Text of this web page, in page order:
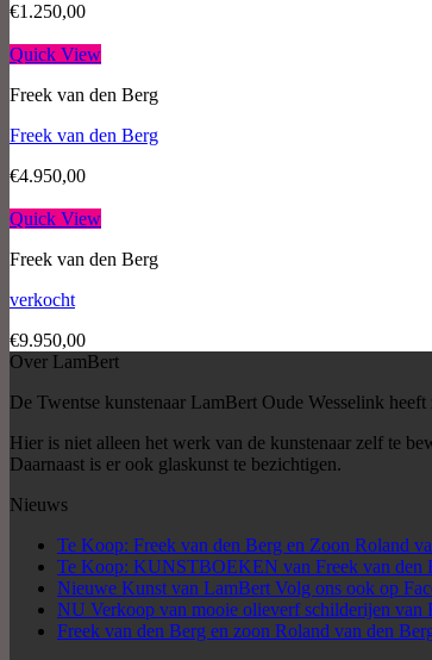
€1.250,00
Quick View
Freek van den Berg
Freek van den Berg
€4.950,00
Quick View
Freek van den Berg
verkocht
€9.950,00
Over LamBert
De Twentse kunstenaar LamBert Oude Wesselink
Hier is niet alleen het werk van de kunstenaar zelf te
Daarnaast is er ook glaskunst te bezichtigen.
Nieuws
Te Koop: Freek van den Berg en Zoon Roland
Te Koop: KUNSTBOEKEN van Freek van den
Nieuwe Kunst van LamBert Volg ons ook op
NU Verkoop van mooie olieverf schilderijen van
Freek van den Berg en zoon Roland van den